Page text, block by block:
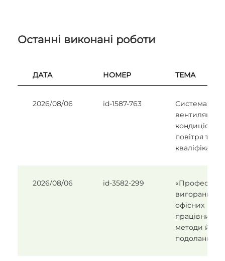
Останні виконані роботи
ДАТА НОМЕР ТЕМА
2026/08/06 id-1587-763
Система
вентиляції та
повітря та їх
кваліфікація
2026/08/06 id-3582-299
«Професійне
вигорання
офісних
працівників
методи його
подолання»